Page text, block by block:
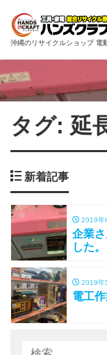
沖縄のリサイクルショップ 電
タグ: 延
新着記事
2019年
企業
した。
2019年
電工